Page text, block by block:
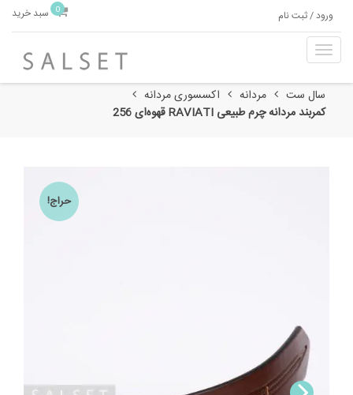
ورود / ثبت نام 0 سبد خرید
T
o
g
g
l
سال ست مردانه
اکسسوری مردانه
کمربند مردانه چرم طبیعی RAVIATI قهوه‌ای 256
حراج!